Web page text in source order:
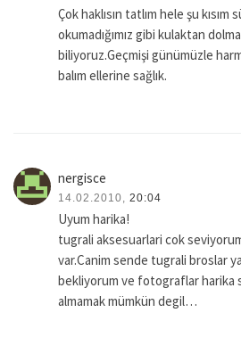
Çok haklısın tatlım hele şu
okumadığımız gibi kulaktan
biliyoruz.Geçmişi günümüzle
balım ellerine sağlık.
nergisce
14.02.2010, 20:04
Uyum harika!
tugrali aksesuarlari cok
var.Canim sende tugrali broslar
bekliyorum ve fotograflar harika
almamak mümkün degil…